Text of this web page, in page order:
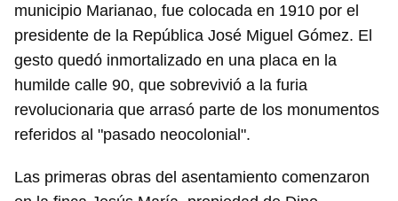
municipio Marianao, fue colocada en 1910 por el
presidente de la República José Miguel Gómez. El
gesto quedó inmortalizado en una placa en la
humilde calle 90, que sobrevivió a la furia
revolucionaria que arrasó parte de los monumentos
referidos al "pasado neocolonial".
Las primeras obras del asentamiento comenzaron